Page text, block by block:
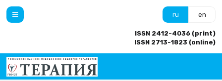
ru en
ISSN 2412-4036 (print)
ISSN 2713-1823 (online)